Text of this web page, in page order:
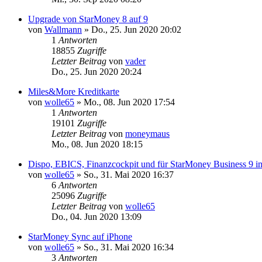
Upgrade von StarMoney 8 auf 9
von Wallmann » Do., 25. Jun 2020 20:02
1 Antworten
18855 Zugriffe
Letzter Beitrag von vader
Do., 25. Jun 2020 20:24
Miles&More Kreditkarte
von wolle65 » Mo., 08. Jun 2020 17:54
1 Antworten
19101 Zugriffe
Letzter Beitrag von moneymaus
Mo., 08. Jun 2020 18:15
Dispo, EBICS, Finanzcockpit und für StarMoney Business 9
von wolle65 » So., 31. Mai 2020 16:37
6 Antworten
25096 Zugriffe
Letzter Beitrag von wolle65
Do., 04. Jun 2020 13:09
StarMoney Sync auf iPhone
von wolle65 » So., 31. Mai 2020 16:34
3 Antworten